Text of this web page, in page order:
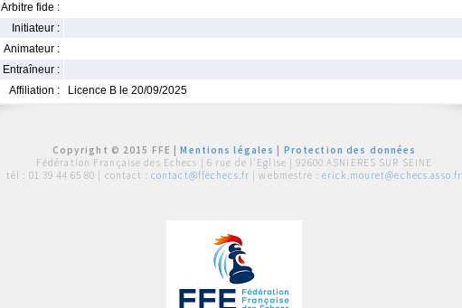
Arbitre fide :
Initiateur :
Animateur :
Entraîneur :
Affiliation :
Licence B le 20/09/2025
Copyright © 2015 FFE |Mentions légales
Protection des données
Fédération Française des Echecs | 6 rue de l'Eglise | 92600 ASNIERES SUR SEINE
tél : 01 39 44 65 80 | contact : contact@ffechecs.fr | webmestre : erick.mouret@echecs.asso.fr